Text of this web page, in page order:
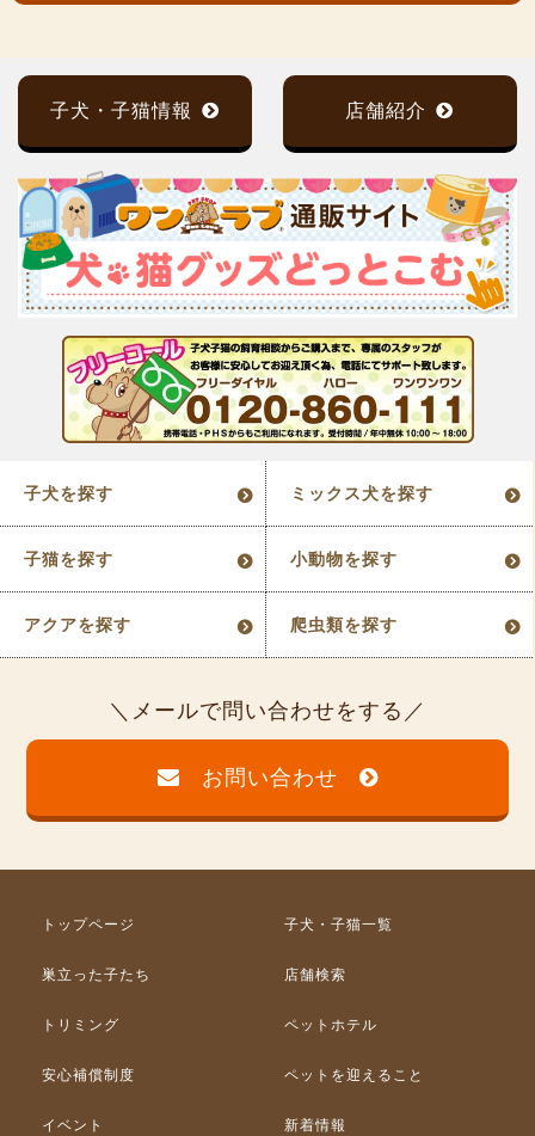
子犬・子猫情報 店舗紹介
子犬を探す ミックス犬を探す
子猫を探す 小動物を探す
アクアを探す 爬虫類を探す
メールで問い合わせをする
お問い合わせ
トップページ 子犬・子猫一覧
巣立った子たち 店舗検索
トリミング ペットホテル
安心補償制度 ペットを迎えること
イベント 新着情報